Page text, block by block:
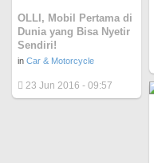
OLLI, Mobil Pertama di
Dunia yang Bisa Nyetir
Sendiri!
in Car & Motorcycle
23 Jun 2016 - 09:57